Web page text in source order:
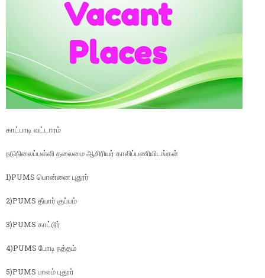
காட்பாடி வட்டாரம்
நடுநிலைப்பள்ளி தலைமை ஆசிரியர் காலிப்பணியிடங்கள்
1)PUMS பொன்னை புதூர்
2)PUMS தீயார் குப்பம்
3)PUMS காட்டூர்
4)PUMS போடி நத்தம்
5)PUMS பாலம் புதூர்